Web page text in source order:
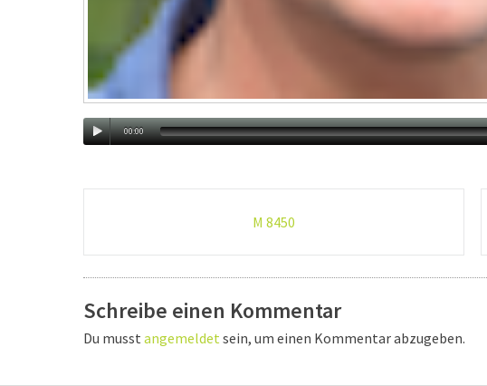
00:00
M 8450
Schreibe einen Kommentar
Du musst angemeldet sein, um einen Kommentar abzugeben.